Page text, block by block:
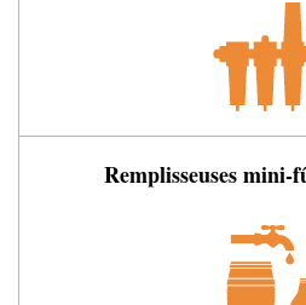
Remplisseuses mini-